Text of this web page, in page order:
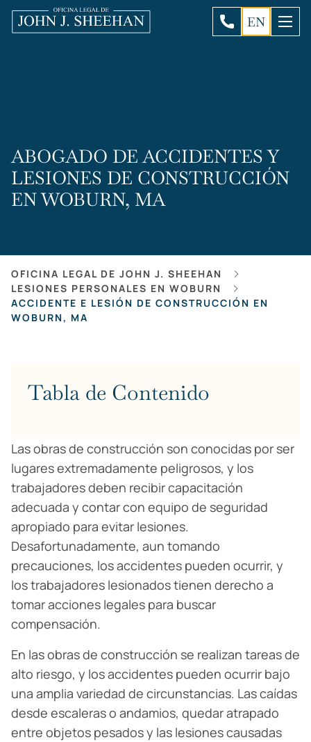
EN
ABOGADO DE ACCIDENTES Y
LESIONES DE CONSTRUCCIÓN
EN WOBURN, MA
OFICINA LEGAL DE JOHN J. SHEEHAN
LESIONES PERSONALES EN WOBURN
ACCIDENTE E LESIÓN DE CONSTRUCCIÓN EN
WOBURN, MA
Tabla de Contenido
Las obras de construcción son conocidas por ser
lugares extremadamente peligrosos, y los
trabajadores deben recibir capacitación
adecuada y contar con equipo de seguridad
apropiado para evitar lesiones.
Desafortunadamente, aun tomando
precauciones, los accidentes pueden ocurrir, y
los trabajadores lesionados tienen derecho a
tomar acciones legales para buscar
compensación.
En las obras de construcción se realizan tareas de
alto riesgo, y los accidentes pueden ocurrir bajo
una amplia variedad de circunstancias. Las caídas
desde escaleras o andamios, quedar atrapado
entre objetos pesados y las lesiones causadas